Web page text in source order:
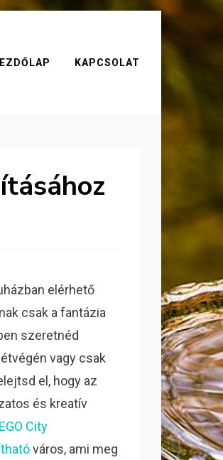
KAPCSOLAT
elérhető
csak a fantázia
szeretnéd
vagy csak
el, hogy az
és kreatív
City
város, ami meg